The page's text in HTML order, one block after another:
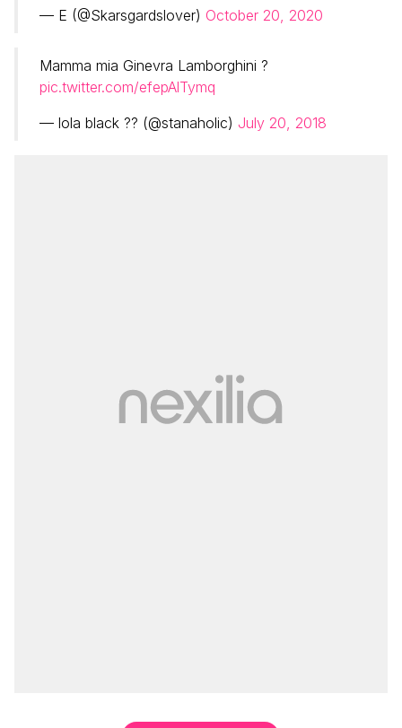
— E (@Skarsgardslover) October 20, 2020
Mamma mia Ginevra Lamborghini ?
pic.twitter.com/efepAlTymq
— lola black ?️? (@stanaholic) July 20, 2018